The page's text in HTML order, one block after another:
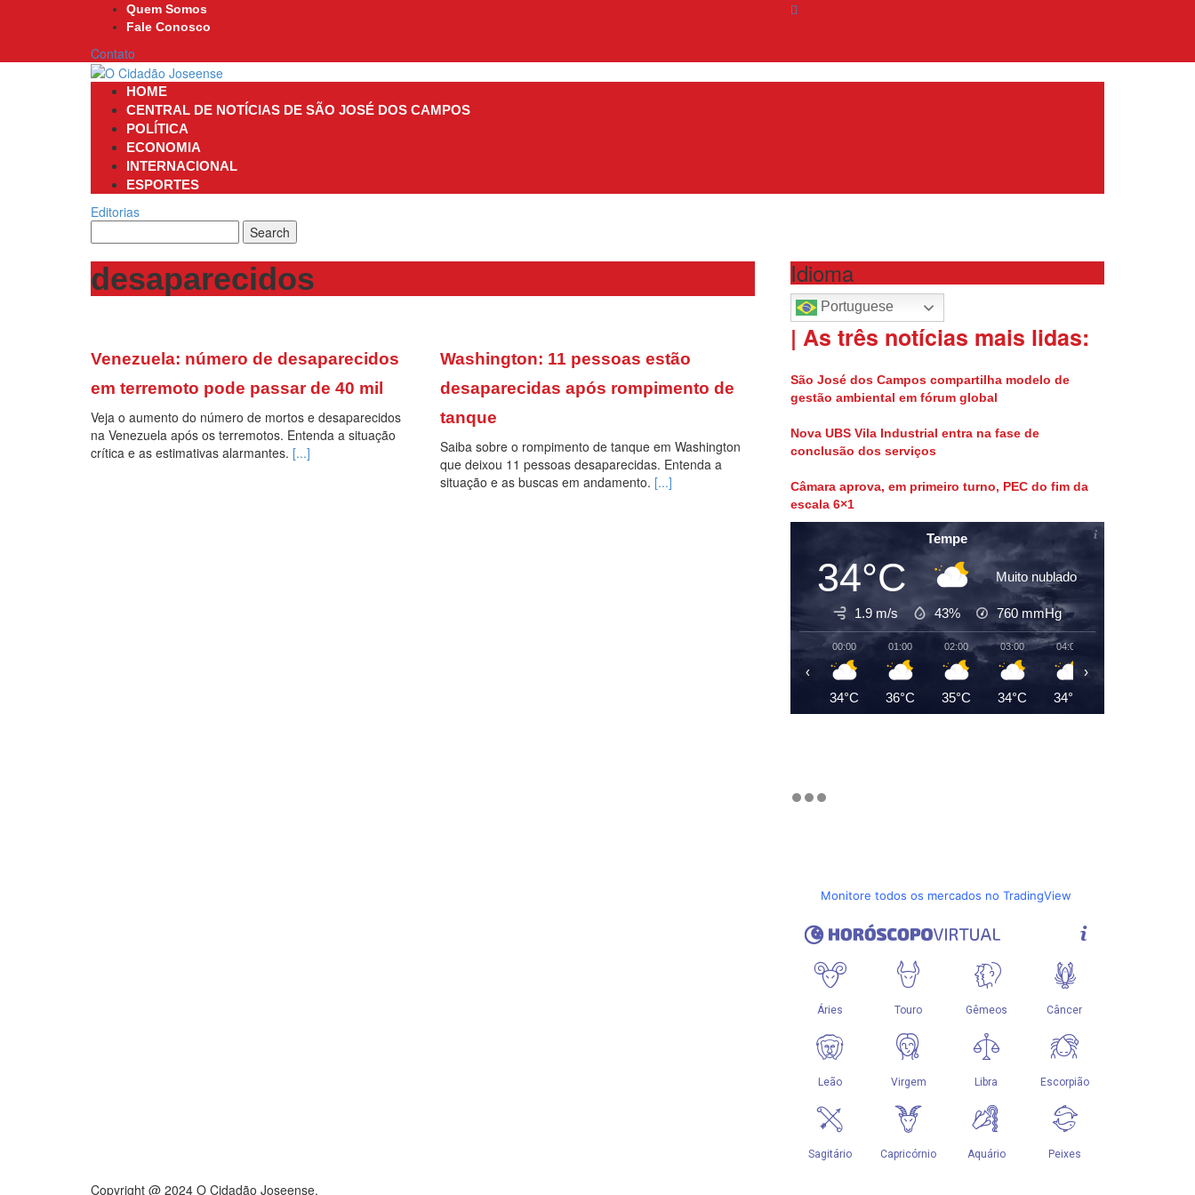
Quem Somos
Fale Conosco
Contato
HOME
CENTRAL DE NOTÍCIAS DE SÃO JOSÉ DOS CAMPOS
POLÍTICA
ECONOMIA
INTERNACIONAL
ESPORTES
Editorias
desaparecidos
Venezuela: número de desaparecidos
em terremoto pode passar de 40 mil
Veja o aumento do número de mortos e desaparecidos
na Venezuela após os terremotos. Entenda a situação
crítica e as estimativas alarmantes. [...]
Washington: 11 pessoas estão
desaparecidas após rompimento de
tanque
Saiba sobre o rompimento de tanque em Washington
que deixou 11 pessoas desaparecidas. Entenda a
situação e as buscas em andamento. [...]
Idioma
Portuguese
| As três notícias mais lidas:
São José dos Campos compartilha modelo de
gestão ambiental em fórum global
Nova UBS Vila Industrial entra na fase de
conclusão dos serviços
Câmara aprova, em primeiro turno, PEC do fim da
escala 6×1
Tempe
34°C Muito nublado
1.9 m/s 43% 760 mmHg
00:00
34°C
01:00
36°C
02:00
35°C
03:00
34°C
04:00
34°C
‹ ›
Monitore todos os mercados no TradingView
Copyright @ 2024 O Cidadão Joseense.